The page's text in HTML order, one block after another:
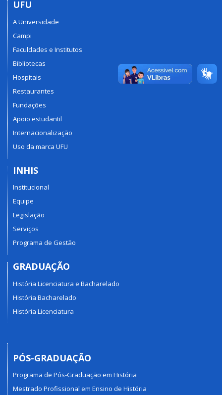
UFU
A Universidade
Campi
Faculdades e Institutos
Bibliotecas
Hospitais
Restaurantes
Fundações
Apoio estudantil
Internacionalização
Uso da marca UFU
INHIS
Institucional
Equipe
Legislação
Serviços
Programa de Gestão
GRADUAÇÃO
História Licenciatura e Bacharelado
História Bacharelado
História Licenciatura
PÓS-GRADUAÇÃO
Programa de Pós-Graduação em História
Mestrado Profissional em Ensino de História